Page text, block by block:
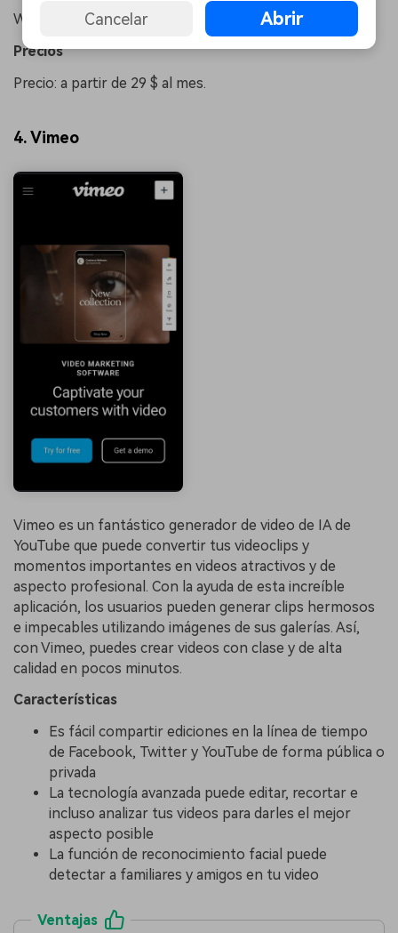
Windows y Mac.
󠀰Precios󠀲󠀩󠀠󠀥󠀨󠀠󠀦󠀣
Precio: a partir de 29 $ al mes.
4. Vimeo
Vimeo es un fantástico generador de video de IA de
YouTube que puede convertir tus videoclips y
momentos importantes en videos atractivos y de
aspecto profesional. Con la ayuda de esta increíble
aplicación, los usuarios pueden generar clips hermosos
e impecables utilizando imágenes de sus galerías. Así,
con Vimeo, puedes crear videos con clase y de alta
calidad en pocos minutos.
Características
Es fácil compartir ediciones en la línea de tiempo
de Facebook, Twitter y YouTube de forma pública o
privada
La tecnología avanzada puede editar, recortar e
incluso analizar tus videos para darles el mejor
aspecto posible
La función de reconocimiento facial puede
detectar a familiares y amigos en tu video
Ventajas
Cancelar Abrir